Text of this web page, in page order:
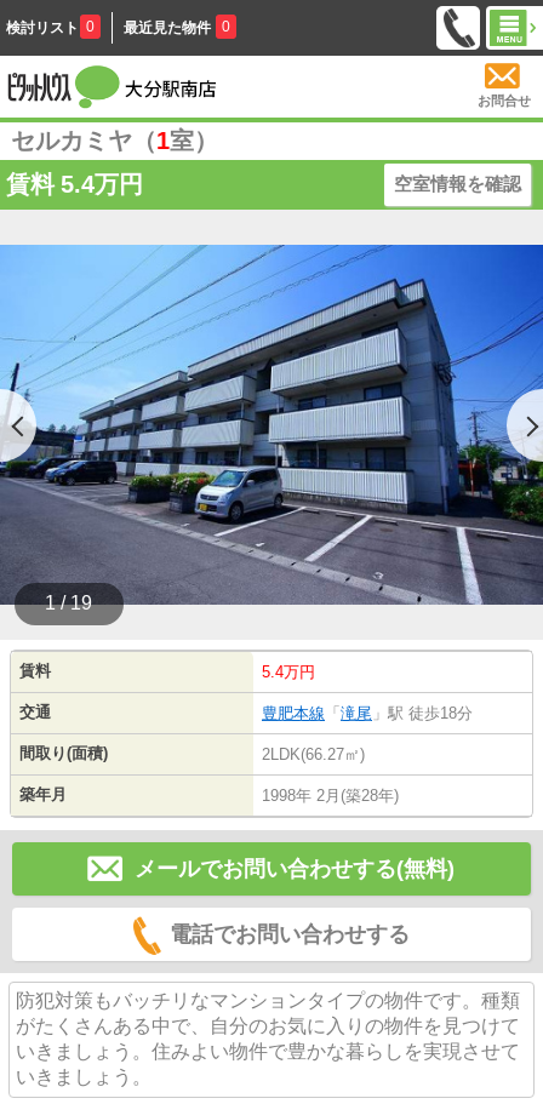
検討リスト 0 最近見た物件 0
お問合せ
セルカミヤ（1室）
賃料 5.4万円 空室情報を確認
1 / 19
賃料 5.4万円
交通 豊肥本線 「 滝尾 」駅 徒歩18分
間取り(面積) 2LDK(66.27㎡)
築年月 1998年 2月(築28年)
メールでお問い合わせする(無料)
電話でお問い合わせする
防犯対策もバッチリなマンションタイプの物件です。種類
がたくさんある中で、自分のお気に入りの物件を見つけて
いきましょう。住みよい物件で豊かな暮らしを実現させて
いきましょう。